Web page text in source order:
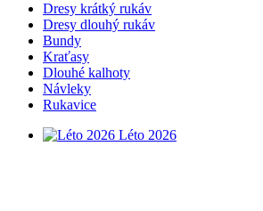
Dresy krátký rukáv
Dresy dlouhý rukáv
Bundy
Kraťasy
Dlouhé kalhoty
Návleky
Rukavice
Léto 2026